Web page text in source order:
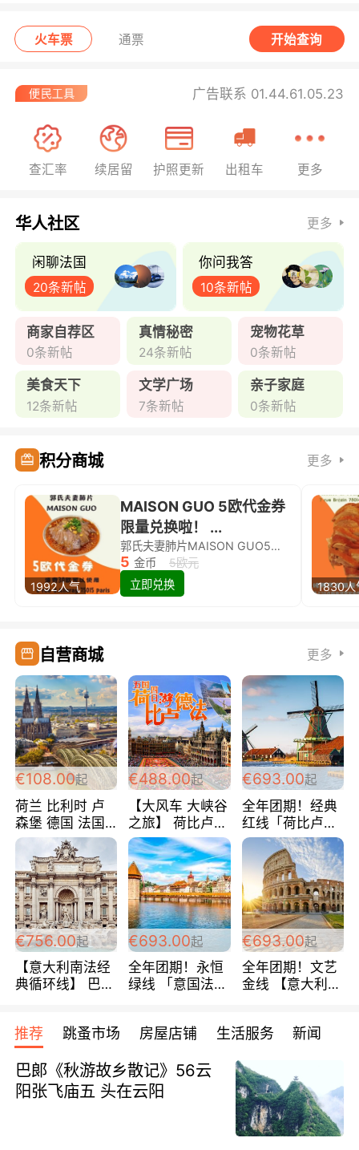
火车票 通票 开始查询
广告联系 01.44.61.05.23
查汇率 续居留 护照更新 出租车 更多
华人社区 更多
闲聊法国
20条新帖
你问我答
10条新帖
商家自荐区
0条新帖
真情秘密
24条新帖
宠物花草
0条新帖
美食天下
12条新帖
文学广场
7条新帖
亲子家庭
0条新帖
积分商城 更多
1992人气
MAISON GUO 5欧代金券
限量兑换啦！ ...
郭氏夫妻肺片MAISON GUO5欧代金券限量兑换啦！
5 金币
5欧元
立即兑换
1830人
自营商城 更多
€108.00起
荷兰 比利时 卢
森堡 德国 法国
超爽玩遍西欧 循
环线 全程四星宾
馆 108欧/人/天
€488.00起
【大风车 大峡谷
之旅】 荷比卢德
法 巴黎上下 经
典五国四日游
488欧/人
€693.00起
全年团期！经典
红线「荷比卢德
法」七天循环 五
国 仅售99欧/人/
天！巴黎上下！
包拼房~
€756.00起
【意大利南法经
典循环线】 巴黎
宾馆 108欧/天起
全程756欧/位
€693.00起
全年团期！永恒
绿线 「意国法
欧/天起 ~包拼房
€693.00起
全年团期！文艺
金线 【意大利一
每周铁发！
推荐 跳蚤市场 房屋店铺 生活服务 新闻
巴郞《秋游故乡散记》56云
阳张飞庙五 头在云阳